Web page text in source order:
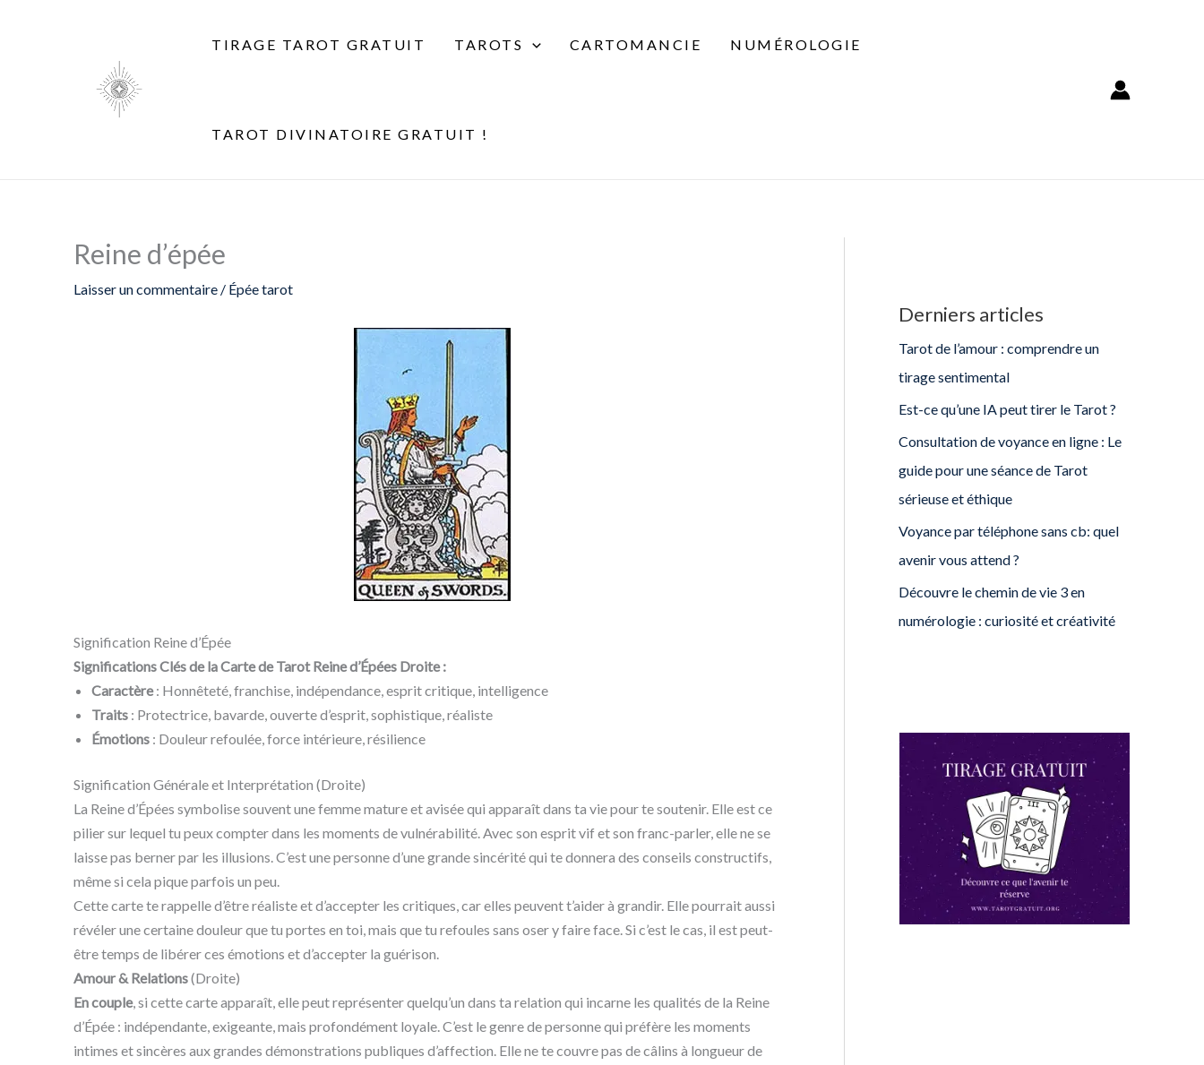
TIRAGE TAROT GRATUIT TAROTS CARTOMANCIE NUMÉROLOGIE
TAROT DIVINATOIRE GRATUIT !
Reine d’épée
Laisser un commentaire / Épée tarot
Signification Reine d’Épée
Significations Clés de la Carte de Tarot Reine d’Épées Droite :
Caractère: Honnêteté, franchise, indépendance, esprit critique, intelligence
Traits : Protectrice, bavarde, ouverte d’esprit, sophistique, réaliste
Émotions : Douleur refoulée, force intérieure, résilience
Signification Générale et Interprétation (Droite)
La Reine d’Épées symbolise souvent une femme mature et avisée qui apparaît dans ta vie pour te soutenir. Elle est ce
pilier sur lequel tu peux compter dans les moments de vulnérabilité. Avec son esprit vif et son franc-parler, elle ne se
laisse pas berner par les illusions. C’est une personne d’une grande sincérité qui te donnera des conseils constructifs,
même si cela pique parfois un peu.
Cette carte te rappelle d’être réaliste et d’accepter les critiques, car elles peuvent t’aider à grandir. Elle pourrait aussi
révéler une certaine douleur que tu portes en toi, mais que tu refoules sans oser y faire face. Si c’est le cas, il est peut-
être temps de libérer ces émotions et d’accepter la guérison.
Amour & Relations(Droite)
En couple, si cette carte apparaît, elle peut représenter quelqu’un dans ta relation qui incarne les qualités de la Reine
d’Épée : indépendante, exigeante, mais profondément loyale. C’est le genre de personne qui préfère les moments
intimes et sincères aux grandes démonstrations publiques d’affection. Elle ne te couvre pas de câlins à longueur de
Derniers articles
Tarot de l’amour : comprendre un
tirage sentimental
Est-ce qu’une IA peut tirer le Tarot ?
Consultation de voyance en ligne : Le
guide pour une séance de Tarot
sérieuse et éthique
Voyance par téléphone sans cb: quel
avenir vous attend ?
Découvre le chemin de vie 3 en
numérologie : curiosité et créativité